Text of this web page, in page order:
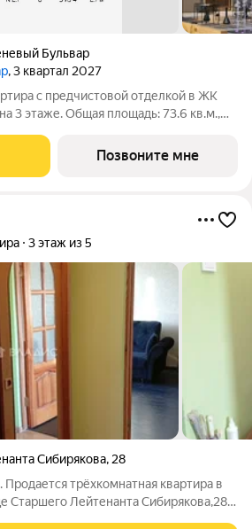
Бульвар
, 3 квартал 2027
с предчистовой отделкой в ЖК
3 этаже. Общая площадь: 73.6 кв.м.,
все окна выходят на одну сторону. В
Позвоните мне
3 этаж из 5
Сибирякова, 28
трёхкомнатная квартира в
Старшего Лейтенанта Сибирякова,28.